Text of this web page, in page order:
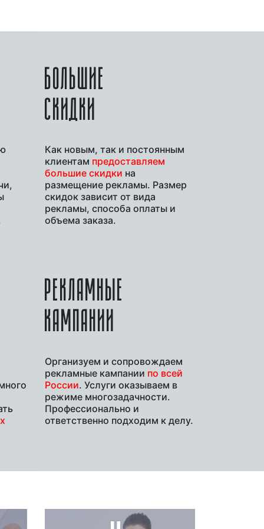
БОЛЬШИЕ
СКИДКИ
Как новым, так и постоянным
клиентам предоставляем
большие скидки на
размещение рекламы. Размер
скидок зависит от вида
рекламы, способа оплаты и
объема заказа.
РЕКЛАМНЫЕ
КАМПАНИИ
Организуем и сопровождаем
рекламные кампании по всей
России. Услуги оказываем в
режиме многозадачности.
Профессионально и
ответственно подходим к делу.